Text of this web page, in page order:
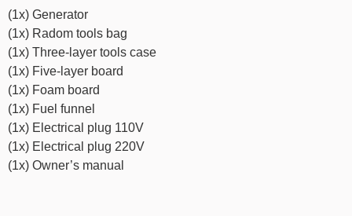
(1x) Generator
(1x) Radom tools bag
(1x) Three-layer tools case
(1x) Five-layer board
(1x) Foam board
(1x) Fuel funnel
(1x) Electrical plug 110V
(1x) Electrical plug 220V
(1x) Owner’s manual